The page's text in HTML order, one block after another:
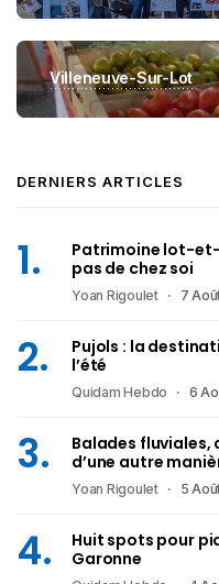
Villeneuve-Sur-Lot
DERNIERS ARTICLES
Patrimoine lot-et-
pas de chez soi
Yoan Rigoulet 7
Pujols : la
l’été
Quidam Hebdo 6
Balades
d’une autre
Yoan Rigoulet 5
Huit spots pour
Garonne